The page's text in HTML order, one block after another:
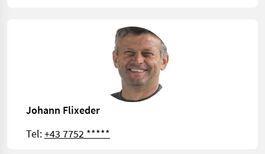
Johann Flixeder
Tel:+43 7752 *****